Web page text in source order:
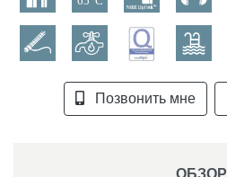
Позвонить мне
ОБЗОР